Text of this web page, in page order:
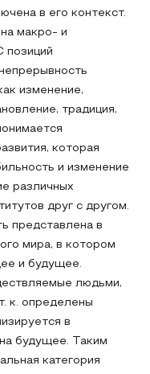
в его контекст.
макро- и
позиций
изменение,
традиция,
которая
и изменение
различных
друг с другом.
представлена в
мира, в котором
и будущее.
людьми,
к. определены
в
будущее. Таким
категория